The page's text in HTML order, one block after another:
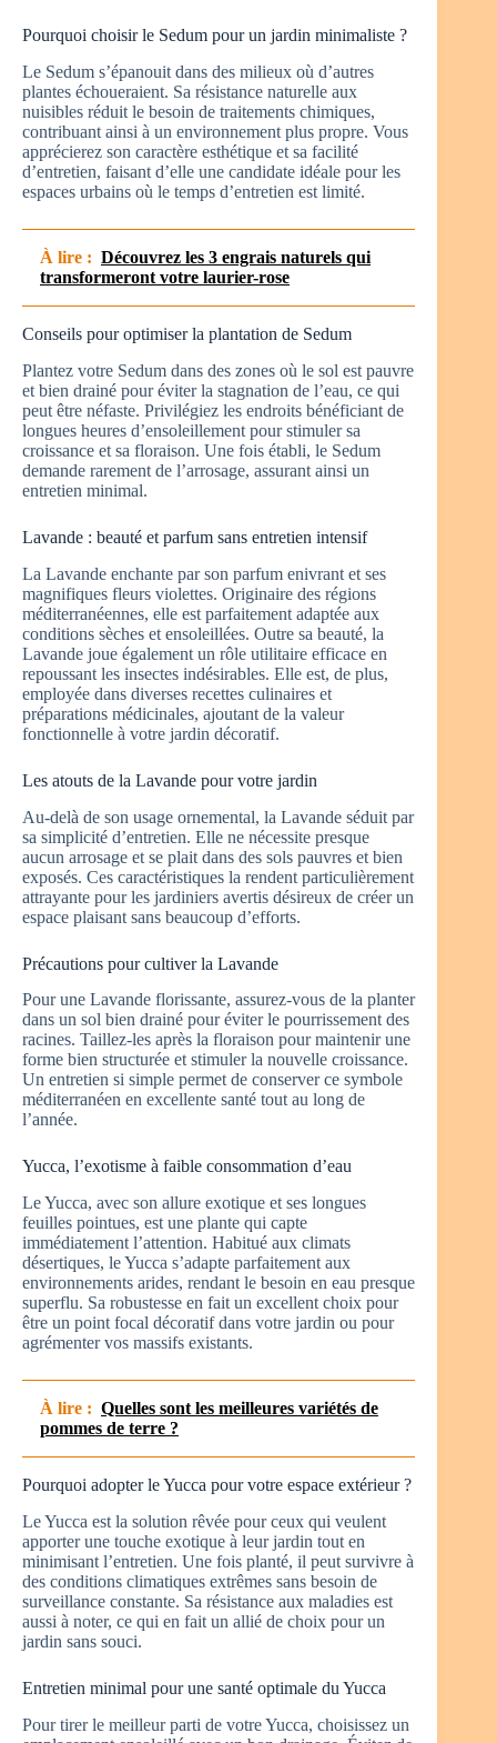
Pourquoi choisir le Sedum pour un jardin minimaliste ?
Le Sedum s’épanouit dans des milieux où d’autres
plantes échoueraient. Sa résistance naturelle aux
nuisibles réduit le besoin de traitements chimiques,
contribuant ainsi à un environnement plus propre. Vous
apprécierez son caractère esthétique et sa facilité
d’entretien, faisant d’elle une candidate idéale pour les
espaces urbains où le temps d’entretien est limité.
À lire : Découvrez les 3 engrais naturels qui
transformeront votre laurier-rose
Conseils pour optimiser la plantation de Sedum
Plantez votre Sedum dans des zones où le sol est pauvre
et bien drainé pour éviter la stagnation de l’eau, ce qui
peut être néfaste. Privilégiez les endroits bénéficiant de
longues heures d’ensoleillement pour stimuler sa
croissance et sa floraison. Une fois établi, le Sedum
demande rarement de l’arrosage, assurant ainsi un
entretien minimal.
Lavande : beauté et parfum sans entretien intensif
La Lavande enchante par son parfum enivrant et ses
magnifiques fleurs violettes. Originaire des régions
méditerranéennes, elle est parfaitement adaptée aux
conditions sèches et ensoleillées. Outre sa beauté, la
Lavande joue également un rôle utilitaire efficace en
repoussant les insectes indésirables. Elle est, de plus,
employée dans diverses recettes culinaires et
préparations médicinales, ajoutant de la valeur
fonctionnelle à votre jardin décoratif.
Les atouts de la Lavande pour votre jardin
Au-delà de son usage ornemental, la Lavande séduit par
sa simplicité d’entretien. Elle ne nécessite presque
aucun arrosage et se plait dans des sols pauvres et bien
exposés. Ces caractéristiques la rendent particulièrement
attrayante pour les jardiniers avertis désireux de créer un
espace plaisant sans beaucoup d’efforts.
Précautions pour cultiver la Lavande
Pour une Lavande florissante, assurez-vous de la planter
dans un sol bien drainé pour éviter le pourrissement des
racines. Taillez-les après la floraison pour maintenir une
forme bien structurée et stimuler la nouvelle croissance.
Un entretien si simple permet de conserver ce symbole
méditerranéen en excellente santé tout au long de
l’année.
Yucca, l’exotisme à faible consommation d’eau
Le Yucca, avec son allure exotique et ses longues
feuilles pointues, est une plante qui capte
immédiatement l’attention. Habitué aux climats
désertiques, le Yucca s’adapte parfaitement aux
environnements arides, rendant le besoin en eau presque
superflu. Sa robustesse en fait un excellent choix pour
être un point focal décoratif dans votre jardin ou pour
agrémenter vos massifs existants.
À lire : Quelles sont les meilleures variétés de
pommes de terre ?
Pourquoi adopter le Yucca pour votre espace extérieur ?
Le Yucca est la solution rêvée pour ceux qui veulent
apporter une touche exotique à leur jardin tout en
minimisant l’entretien. Une fois planté, il peut survivre à
des conditions climatiques extrêmes sans besoin de
surveillance constante. Sa résistance aux maladies est
aussi à noter, ce qui en fait un allié de choix pour un
jardin sans souci.
Entretien minimal pour une santé optimale du Yucca
Pour tirer le meilleur parti de votre Yucca, choisissez un